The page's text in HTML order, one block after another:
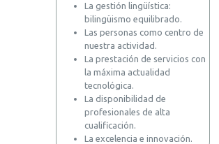
La gestión lingüística:
bilingüismo equilibrado.
Las personas como centro de
nuestra actividad.
La prestación de servicios con
la máxima actualidad
tecnológica.
La disponibilidad de
profesionales de alta
cualificación.
La excelencia e innovación.